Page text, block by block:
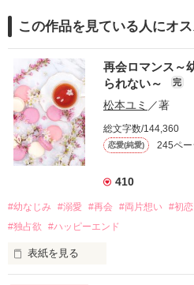
この作品を見ている人にオ
再会ロマンス～
られない～
完
松本ユミ ／著
総文字数/144,360
恋愛(純愛) 245ペー
410
#幼なじみ #溺愛 #再会 #両片想い #初恋
#独占欲
#ハッピーエンド
表紙を見る